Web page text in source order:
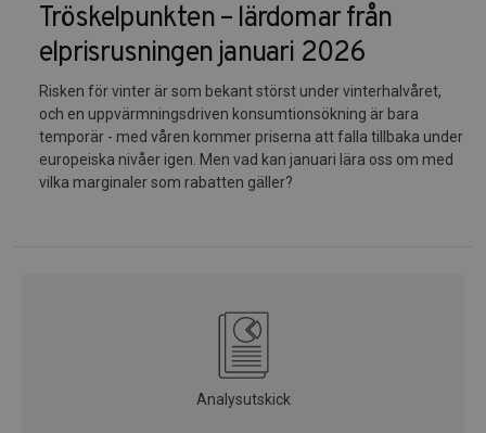
Tröskelpunkten – lärdomar från
elprisrusningen januari 2026
Risken för vinter är som bekant störst under vinterhalvåret,
och en uppvärmningsdriven konsumtionsökning är bara
temporär - med våren kommer priserna att falla tillbaka under
europeiska nivåer igen. Men vad kan januari lära oss om med
vilka marginaler som rabatten gäller?
Analysutskick